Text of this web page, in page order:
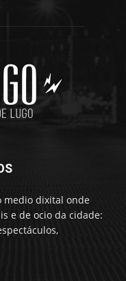
medio dixital onde
e de ocio da cidade: